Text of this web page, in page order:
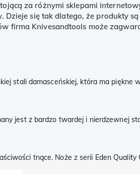
za różnymi sklepami
Dzieje się tak dlatego, że
firma Knivesandtools może
stali damasceńskiej, która ma
jest z bardzo twardej i nierdzewnej
tnące. Noże z serii Eden